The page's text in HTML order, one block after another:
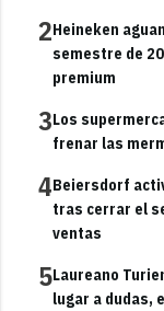
2Heineken
semestre de
premium
3Los
frenar las
4Beiersdorf
tras cerrar el
ventas
5Laureano
lugar a dudas,